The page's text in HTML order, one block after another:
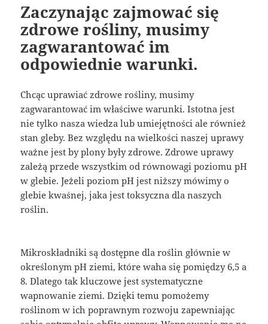
Zaczynając zajmować się
zdrowe rośliny, musimy
zagwarantować im
odpowiednie warunki.
Chcąc uprawiać zdrowe rośliny, musimy
zagwarantować im właściwe warunki. Istotna jest
nie tylko nasza wiedza lub umiejętności ale również
stan gleby. Bez względu na wielkości naszej uprawy
ważne jest by plony były zdrowe. Zdrowe uprawy
zależą przede wszystkim od równowagi poziomu pH
w glebie. Jeżeli poziom pH jest niższy mówimy o
glebie kwaśnej, jaka jest toksyczna dla naszych
roślin.
Mikroskładniki są dostępne dla roślin głównie w
określonym pH ziemi, które waha się pomiędzy 6,5 a
8. Dlatego tak kluczowe jest systematyczne
wapnowanie ziemi. Dzięki temu pomożemy
roślinom w ich poprawnym rozwoju zapewniając